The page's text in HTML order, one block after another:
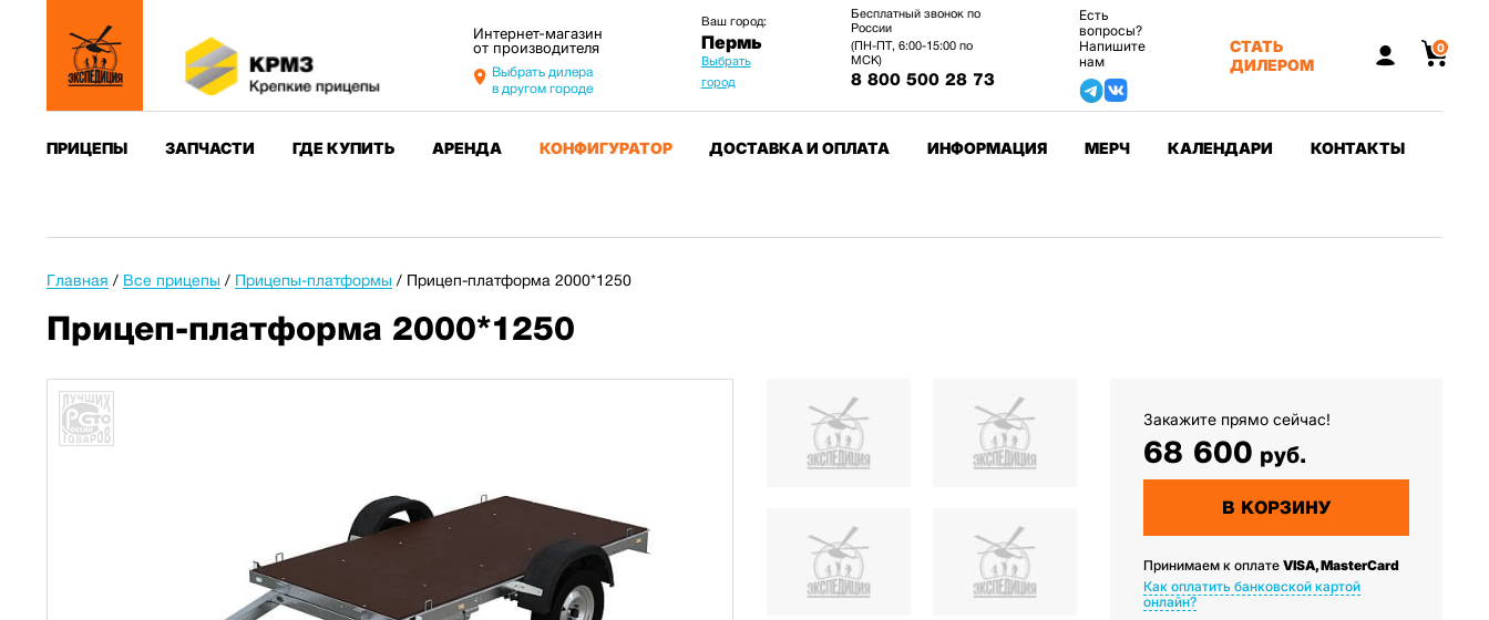
Интернет-магазин
от производителя
Выбрать дилера
в другом городе
Ваш город:
Пермь
Выбрать
город
Бесплатный звонок по
России
(ПН-ПТ, 6:00-15:00 по
МСК)
8 800 500 28 73
Есть
вопросы?
Напишите
нам
СТАТЬ
ДИЛЕРОМ
0
ПРИЦЕПЫ ЗАПЧАСТИ ГДЕ КУПИТЬ АРЕНДА КОНФИГУРАТОР ДОСТАВКА И ОПЛАТА ИНФОРМАЦИЯ МЕРЧ КАЛЕНДАРИ КОНТАКТЫ
Главная / Все прицепы / Прицепы-платформы / Прицеп-платформа 2000*1250
Прицеп-платформа 2000*1250
Закажите прямо сейчас!
68 600 руб.
В КОРЗИНУ
Принимаем к оплате VISA, MasterCard
Как оплатить банковской картой
онлайн?